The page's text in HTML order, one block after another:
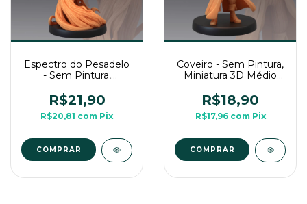
Espectro do Pesadelo
- Sem Pintura,
Para Rpg de Mesa
R$21,90
R$20,81 com Pix
COMPRAR
Coveiro - Sem Pintura,
Miniatura 3D Médio
R$18,90
R$17,96 com Pix
COMPRAR